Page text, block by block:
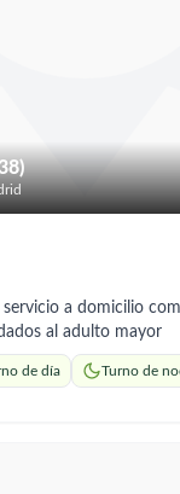
servicio a domicilio
al adulto mayor
de día Turno de